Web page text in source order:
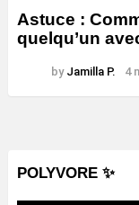
Astuce :
quelqu’un
by Jamilla P. 4
POLYVORE ✨